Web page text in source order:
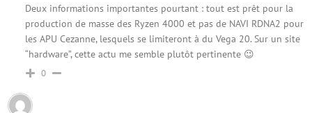
Deux informations importantes pourtant : tout est prêt pour la
production de masse des Ryzen 4000 et pas de NAVI RDNA2 pour
les APU Cezanne, lesquels se limiteront à du Vega 20. Sur un site
“hardware”, cette actu me semble plutôt pertinente 😉
0